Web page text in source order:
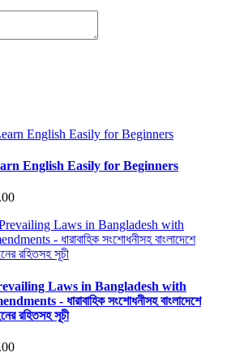
English Easily for Beginners
Laws in Bangladesh with
- ধারাবাহিক সংশোধনীসহ বাংলাদেশে
রহিতসহ সূচী